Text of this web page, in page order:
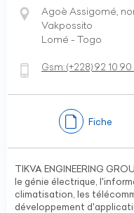
Agoè Assigomé,
Vakpossito
Lomé - Togo
Gsm:(+228)92 10 90
Fiche
TIKVA ENGINEERING
le génie électrique,
climatisation, les
développement